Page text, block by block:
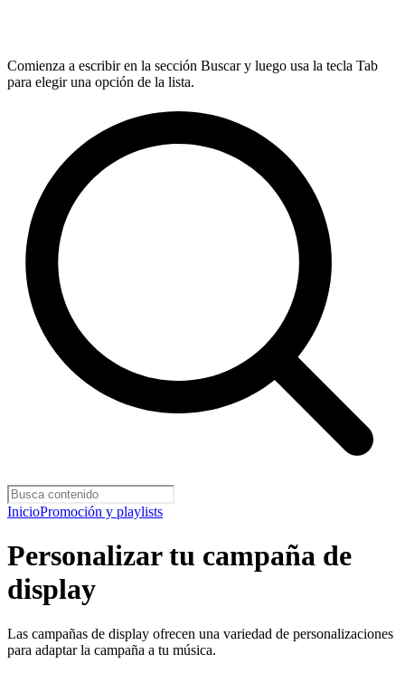
Comienza a escribir en la sección Buscar y luego usa la tecla Tab
para elegir una opción de la lista.
InicioPromoción y playlists
Personalizar tu campaña de
display
Las campañas de display ofrecen una variedad de personalizaciones
para adaptar la campaña a tu música.